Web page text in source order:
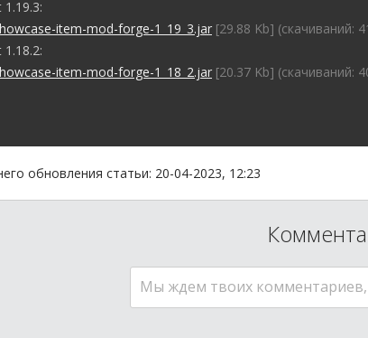
item-mod-forge-1_19_3.jar [29.88 Kb] (cкачиваний:
item-mod-forge-1_18_2.jar [20.37 Kb] (cкачиваний:
обновления статьи: 20-04-2023, 12:23
Мы ждем твоих